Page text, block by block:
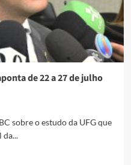
de 22 a 27 de julho
sobre o estudo da UFG que
da...